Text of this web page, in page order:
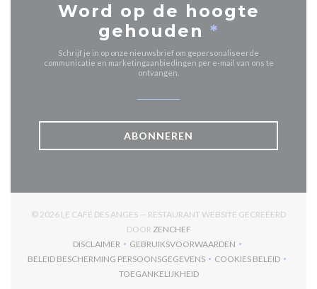
Word op de hoogte
gehouden *
Schrijf je in op onze nieuwsbrief om gepersonaliseerde
communicatie en marketingaanbiedingen per e-mail van ons te
ontvangen.
ABONNEREN
© 2026 LE CAFÉ DES ANGES — RESTAURANT WEBSITE GECREËERD
DOOR ZENCHEF((OPENT IN EEN NIEUW
DISCLAIMER
((OPENT IN EEN NIEUW VENSTER))
GEBRUIKSVOORWAARDEN
((OPENT IN EEN NIEUW
BELEID BESCHERMING PERSOONSGEGEVENS
((OPENT IN EEN NIEUW VENSTER))
COOKIES BELEID
((OPENT IN EEN
TOEGANKELIJKHEID
((OPENT IN EEN NIEUW VENSTER))